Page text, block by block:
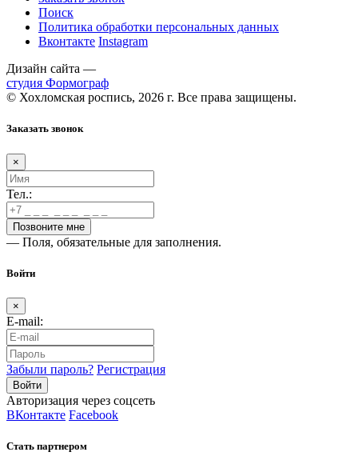
Поиск
Политика обработки персональных данных
Вконтакте Instagram
Дизайн сайта —
студия Формограф
© Хохломская роспись, 2026 г. Все права защищены.
Заказать звонок
×
Тел.:
— Поля, обязательные для заполнения.
Войти
×
E-mail:
Забыли пароль? Регистрация
Авторизация через соцсеть
ВКонтакте Facebook
Стать партнером